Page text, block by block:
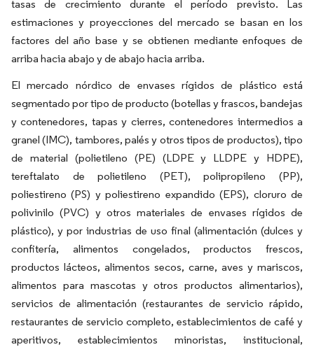
tasas de crecimiento durante el período previsto. Las
estimaciones y proyecciones del mercado se basan en los
factores del año base y se obtienen mediante enfoques de
arriba hacia abajo y de abajo hacia arriba.
El mercado nórdico de envases rígidos de plástico está
segmentado por tipo de producto (botellas y frascos, bandejas
y contenedores, tapas y cierres, contenedores intermedios a
granel (IMC), tambores, palés y otros tipos de productos), tipo
de material (polietileno (PE) (LDPE y LLDPE y HDPE),
tereftalato de polietileno (PET), polipropileno (PP),
poliestireno (PS) y poliestireno expandido (EPS), cloruro de
polivinilo (PVC) y otros materiales de envases rígidos de
plástico), y por industrias de uso final (alimentación (dulces y
confitería, alimentos congelados, productos frescos,
productos lácteos, alimentos secos, carne, aves y mariscos,
alimentos para mascotas y otros productos alimentarios),
servicios de alimentación (restaurantes de servicio rápido,
restaurantes de servicio completo, establecimientos de café y
aperitivos, establecimientos minoristas, institucional,